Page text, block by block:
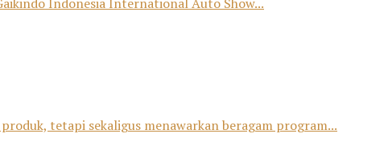
tetapi sekaligus menawarkan beragam program...